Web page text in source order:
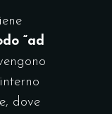
“ad
dove